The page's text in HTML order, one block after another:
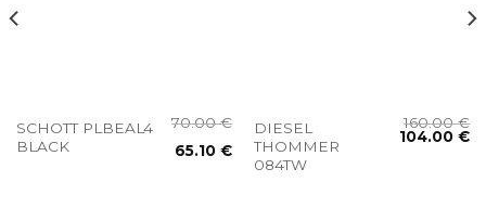
SCHOTT PLBEAL4
BLACK
70.00€
65.10€
DIESEL
THOMMER
084TW
160.00€
104.00€